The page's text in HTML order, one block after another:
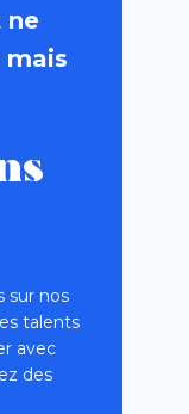
ne
mais
sur nos
talents
avec
des